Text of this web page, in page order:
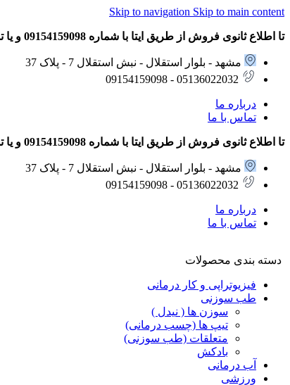
Skip to navigation Skip to main content
تا اطلاع ثانوی فروش از طریق ایتا با شماره 09154159098 و یا تماس تلفنی با شماره های 05136022032 – 09154159098 انجام می شود.
مشهد - بلوار استقلال - نبش استقلال 7 - پلاک 37
05136022032 - 09154159098
درباره ما
تماس با ما
تا اطلاع ثانوی فروش از طریق ایتا با شماره 09154159098 و یا تماس تلفنی با شماره های 05136022032 – 09154159098 انجام می شود.
مشهد - بلوار استقلال - نبش استقلال 7 - پلاک 37
05136022032 - 09154159098
درباره ما
تماس با ما
دسته بندی محصولات
فیزیوتراپی و کار درمانی
طب سوزنی
سوزن ها ( نیدل )
تیپ ها (چسب درمانی)
متعلقات (طب سوزنی)
بادکش
آب درمانی
ورزشی